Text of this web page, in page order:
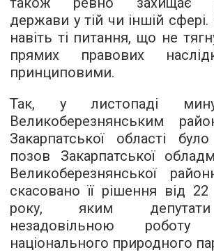
держави у тій чи іншій сфері.
навіть ті питання, що не
прямих правових
принциповими.
Так, у листопаді
Великоберезнянським
Закарпатської області
позов Закарпатської
Великоберезнянської
скасовано її рішення від
року, яким
незадовільною роботу
національного природного